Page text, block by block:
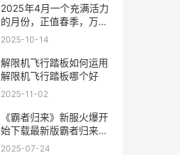
2025年4月一个充满活力
的月份，正值春季，万物
复苏。下面内容是一些关
和可能的事件：
2025-10-14
解限机飞行踏板如何运用
解限机飞行踏板哪个好
2025-11-02
《霸者归来》新服火爆开
始下载最新版霸者归来迎
接新征程 电影霸者
2025-07-24